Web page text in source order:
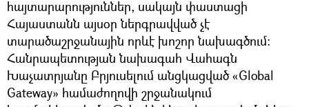
հայտարարություններ, սակայն փաստացի
Հայաստանն այսօր ներգրավված չէ
տարածաշրջանային որևէ խոշոր նախագծում։
Հանրապետության նախագահ Վահագն
Խաչատրյանը Բրյուսելում անցկացված «Global
Gateway» համաժողովի շրջանակում